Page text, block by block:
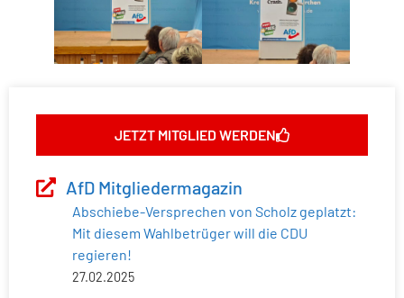
JETZT MITGLIED WERDEN
AfD Mitgliedermagazin
Abschiebe-Versprechen von Scholz geplatzt:
Mit diesem Wahlbetrüger will die CDU
regieren!
27.02.2025